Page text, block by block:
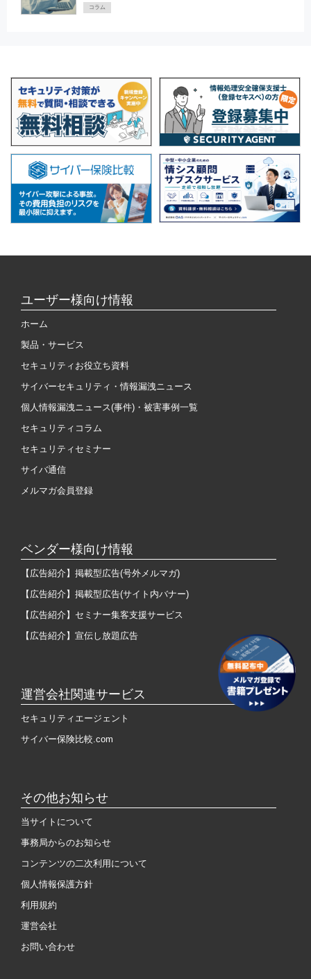
コラム
ユーザー様向け情報
ホーム
製品・サービス
セキュリティお役立ち資料
サイバーセキュリティ・情報漏洩ニュース
個人情報漏洩ニュース(事件)・被害事例一覧
セキュリティコラム
セキュリティセミナー
サイバ通信
メルマガ会員登録
ベンダー様向け情報
【広告紹介】掲載型広告(号外メルマガ)
【広告紹介】掲載型広告(サイト内バナー)
【広告紹介】セミナー集客支援サービス
【広告紹介】宣伝し放題広告
運営会社関連サービス
セキュリティエージェント
サイバー保険比較.com
その他お知らせ
当サイトについて
事務局からのお知らせ
コンテンツの二次利用について
個人情報保護方針
利用規約
運営会社
お問い合わせ